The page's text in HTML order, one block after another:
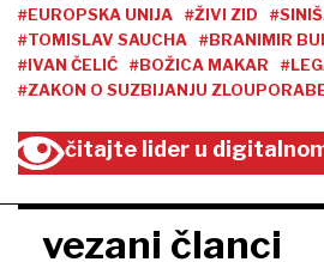
#EUROPSKA UNIJA
#ŽIVI ZID
#TOMISLAV SAUCHA
#BRANIMIR
#IVAN ČELIĆ
#BOŽICA MAKAR
#ZAKON O SUZBIJANJU
čitajte lider u
vezani članci